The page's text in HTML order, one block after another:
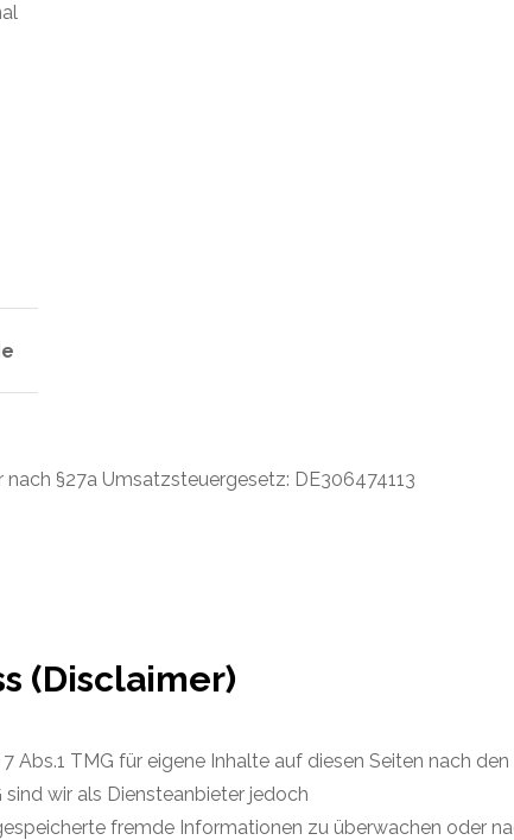
§27a Umsatzsteuergesetz: DE306474113
(Disclaimer)
Abs.1 TMG für eigene Inhalte auf diesen Seiten nach
wir als Diensteanbieter jedoch
fremde Informationen zu überwachen oder